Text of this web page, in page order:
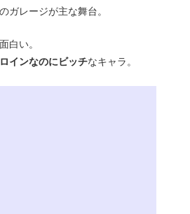
ガレージが主な舞台。
白い。
インなのにビッチなキャラ。